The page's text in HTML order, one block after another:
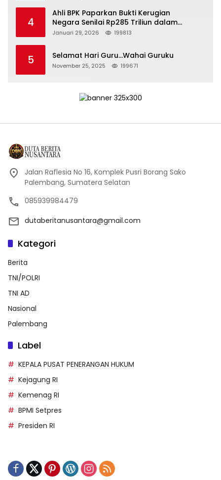
4
Ahli BPK Paparkan Bukti Kerugian
Negara Senilai Rp285 Triliun dalam
Persidangan Korupsi PT Pertamina
Januari 29, 2026 199813
5 Selamat Hari Guru…Wahai Guruku
November 25, 2025 199671
Jalan Raflesia No 16, Komplek Pusri Borang Sako
Palembang, Sumatera Selatan
085939984479
dutaberitanusantara@gmail.com
Kategori
Berita
TNI/POLRI
TNI AD
Nasional
Palembang
Label
KEPALA PUSAT PENERANGAN HUKUM
Kejagung RI
Kemenag RI
BPMI Setpres
Presiden RI